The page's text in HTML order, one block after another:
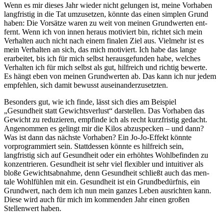
Wenn es mir dieses Jahr wieder nicht gelun­gen ist, meine Vor­ha­ben
lang­fris­tig in die Tat umzu­set­zen, könnte das einen simp­len Grund
haben: Die Vor­sätze waren zu weit von meinen Grund­wer­ten ent­
fernt. Wenn ich von innen heraus motiviert bin, richtet sich mein
Verhalten auch nicht nach einem finalen Ziel aus. Vielmehr ist es
mein Verhalten an sich, das mich motiviert. Ich habe das lange
erarbeitet, bis ich für mich selbst herausgefunden habe, welches
Verhalten ich für mich selbst als gut, hilfreich und richtig bewerte.
Es hängt eben von meinen Grundwerten ab. Das kann ich nur jedem
empfehlen, sich damit bewusst auseinanderzusetzten.
Besonders gut, wie ich finde, lässt sich dies am Beispiel
„Gesundheit statt Gewichtsverlust“ darstellen. Das Vorhaben das
Gewicht zu reduzieren, empfinde ich als recht kurzfristig gedacht.
Angenommen es gelingt mir die Kilos abzuspecken – und dann?
Was ist dann das nächste Vorhaben? Ein Jo-Jo-Effekt könnte
vorprogrammiert sein. Stattdessen könnte es hilfreich sein,
langfristig sich auf Gesund­heit oder ein erhöh­tes Wohl­be­fin­den zu
kon­zen­trie­ren. Gesund­heit ist sehr viel fle­xi­bler und intui­ti­ver als
bloße Gewichts­ab­nahme, denn Gesund­heit schließt auch das men­
tale Wohl­füh­len mit ein. Gesund­heit ist ein Grund­be­dürf­nis, ein
Grund­wert, nach dem ich nun mein ganzes Leben aus­rich­ten kann.
Diese wird auch für mich im kommenden Jahr einen großen
Stellenwert haben.